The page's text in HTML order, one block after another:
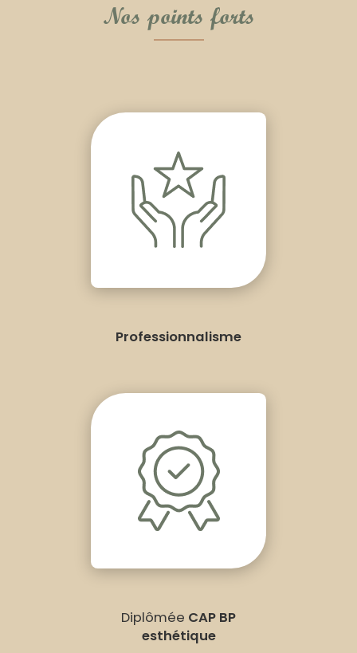
Nos points forts
Professionnalisme
Diplômée CAP BP
esthétique